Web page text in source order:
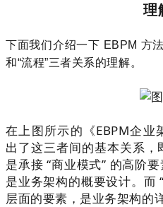
理
下面我们介绍一下 EBPM 方
和“流程”三者关系的理解。
在上图所示的《EBPM企业
出了这三者间的基本关系，
是承接 “商业模式” 的高阶
是业务架构的概要设计。而
层面的要素，是业务架构的